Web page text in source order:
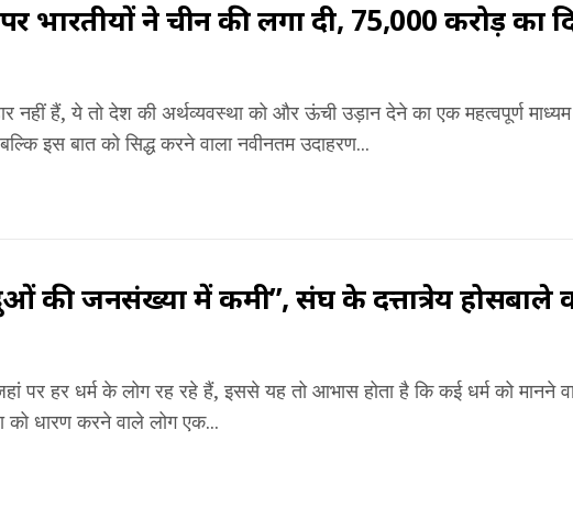
भारतीयों ने चीन की लगा दी, 75,000 करोड़ का
नहीं हैं, ये तो देश की अर्थव्यवस्था को और ऊंची उड़ान देने का एक महत्वपूर्ण
इस बात को सिद्ध करने वाला नवीनतम उदाहरण...
की जनसंख्या में कमी”, संघ के दत्तात्रेय होसबाले
पर हर धर्म के लोग रह रहे हैं, इससे यह तो आभास होता है कि कई धर्म को मानने
धारण करने वाले लोग एक...